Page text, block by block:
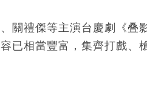
關禮傑等主演台慶劇《叠
已相當豐富，集齊打戲、